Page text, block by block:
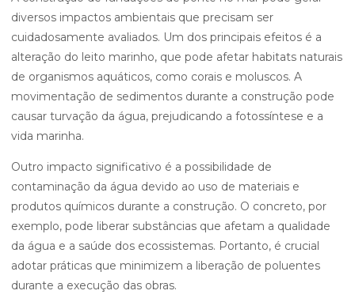
diversos impactos ambientais que precisam ser
cuidadosamente avaliados. Um dos principais efeitos é a
alteração do leito marinho, que pode afetar habitats naturais
de organismos aquáticos, como corais e moluscos. A
movimentação de sedimentos durante a construção pode
causar turvação da água, prejudicando a fotossíntese e a
vida marinha.
Outro impacto significativo é a possibilidade de
contaminação da água devido ao uso de materiais e
produtos químicos durante a construção. O concreto, por
exemplo, pode liberar substâncias que afetam a qualidade
da água e a saúde dos ecossistemas. Portanto, é crucial
adotar práticas que minimizem a liberação de poluentes
durante a execução das obras.